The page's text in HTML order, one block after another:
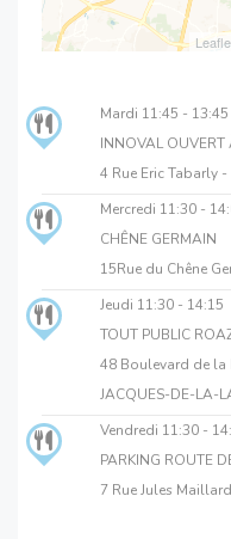
Mardi 11:45 - 13:45
INNOVAL OUVERT
4 Rue Eric Tabarly
Mercredi 11:30 -
CHÊNE GERMAIN
15Rue du Chêne
Jeudi 11:30 - 14:15
TOUT PUBLIC
48 Boulevard de la
JACQUES-DE-LA-
Vendredi 11:30 -
PARKING ROUTE
7 Rue Jules